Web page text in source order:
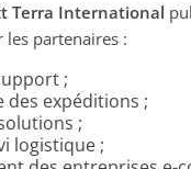
Terra International
les partenaires :
;
des expéditions ;
;
logistique ;